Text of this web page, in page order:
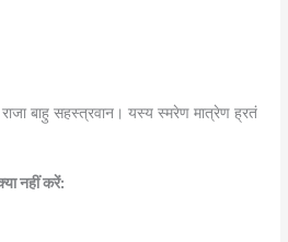
राजा बाहु सहस्त्रवान। यस्य स्मरेण मात्रेण ह्रतं
नहीं करें: